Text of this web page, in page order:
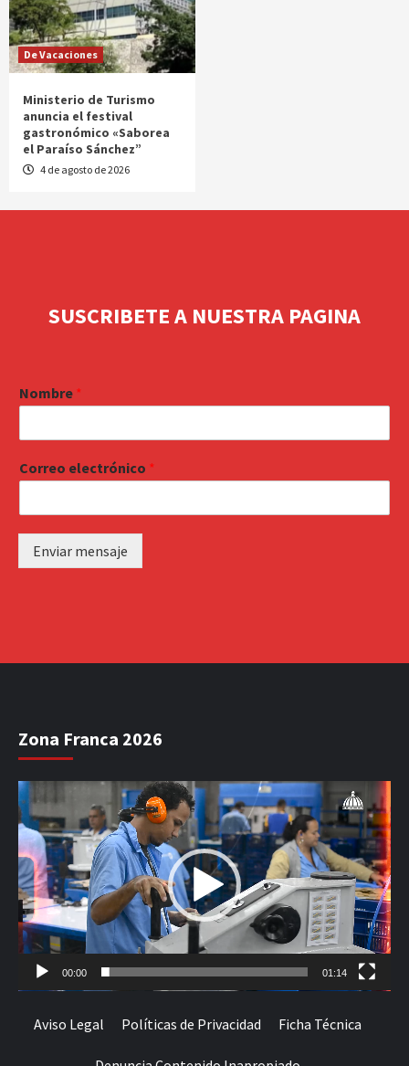
De Vacaciones
Ministerio de Turismo
anuncia el festival
gastronómico «Saborea
el Paraíso Sánchez”
4 de agosto de 2026
SUSCRIBETE A NUESTRA PAGINA
Nombre *
Correo electrónico *
Enviar mensaje
Zona Franca 2026
Reproductor
de
vídeo
00:00 01:14
Aviso Legal Políticas de Privacidad Ficha Técnica